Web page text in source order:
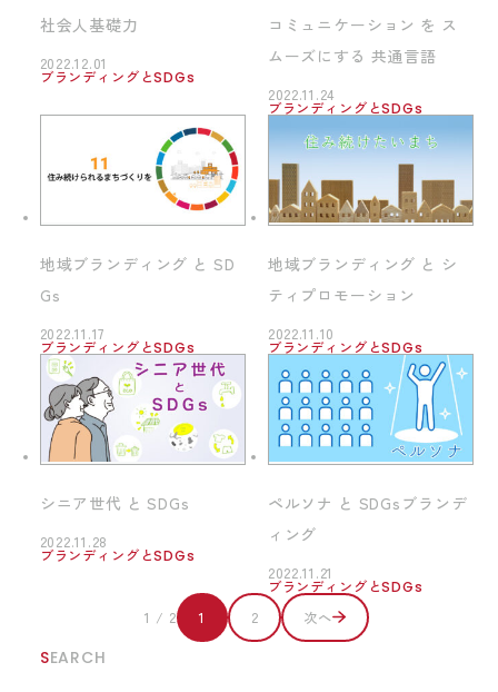
社会人基礎力
2022.12.01
ブランディングとSDGs
コミュニケーション を ス
ムーズにする 共通言語
2022.11.24
ブランディングとSDGs
地域ブランディング と SD
Gs
2022.11.17
ブランディングとSDGs
地域ブランディング と シ
ティプロモーション
2022.11.10
ブランディングとSDGs
シニア世代 と SDGs
2022.11.28
ブランディングとSDGs
ペルソナ と SDGsブランデ
ィング
2022.11.21
ブランディングとSDGs
1 / 2 1 2 次へ
SEARCH